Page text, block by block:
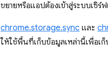
ขยายหรือแอปต้องเข้าสู่ระบบเซิร์
chrome.storage.sync และ
ให้ใช้พื้นที่เก็บข้อมูลเหล่านี้เพื่อเก็